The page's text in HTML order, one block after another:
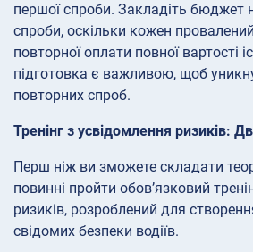
першої спроби. Закладіть бюджет
спроби, оскільки кожен
повторної оплати повної вартості
підготовка є важливою, щоб
повторних спроб.
Тренінг з усвідомлення ризиків:
Перш ніж ви зможете складати
повинні пройти обов’язковий
ризиків, розроблений для
свідомих безпеки водіїв.